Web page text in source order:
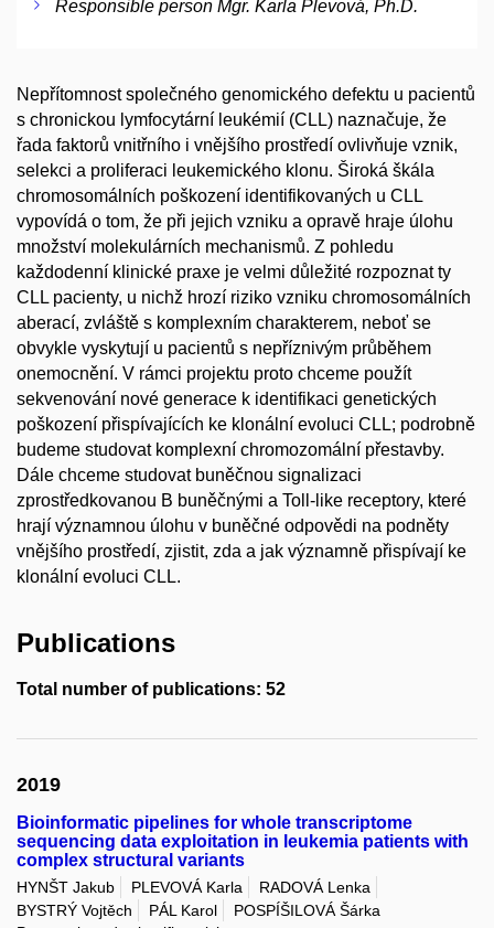
Responsible person Mgr. Karla Plevová, Ph.D.
Nepřítomnost společného genomického defektu u pacientů
s chronickou lymfocytární leukémií (CLL) naznačuje, že
řada faktorů vnitřního i vnějšího prostředí ovlivňuje vznik,
selekci a proliferaci leukemického klonu. Široká škála
chromosomálních poškození identifikovaných u CLL
vypovídá o tom, že při jejich vzniku a opravě hraje úlohu
množství molekulárních mechanismů. Z pohledu
každodenní klinické praxe je velmi důležité rozpoznat ty
CLL pacienty, u nichž hrozí riziko vzniku chromosomálních
aberací, zvláště s komplexním charakterem, neboť se
obvykle vyskytují u pacientů s nepříznivým průběhem
onemocnění. V rámci projektu proto chceme použít
sekvenování nové generace k identifikaci genetických
poškození přispívajících ke klonální evoluci CLL; podrobně
budeme studovat komplexní chromozomální přestavby.
Dále chceme studovat buněčnou signalizaci
zprostředkovanou B buněčnými a Toll-like receptory, které
hrají významnou úlohu v buněčné odpovědi na podněty
vnějšího prostředí, zjistit, zda a jak významně přispívají ke
klonální evoluci CLL.
Publications
Total number of publications: 52
2019
Bioinformatic pipelines for whole transcriptome
sequencing data exploitation in leukemia patients with
complex structural variants
HYNŠT Jakub PLEVOVÁ Karla
RADOVÁ Lenka
BYSTRÝ Vojtěch
PÁL Karol
POSPÍŠILOVÁ Šárka